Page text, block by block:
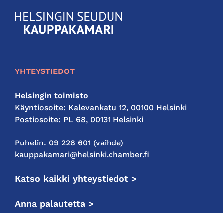
KauppakamariHelsingin
seudun
YHTEYSTIEDOT
Helsingin toimisto
Käyntiosoite: Kalevankatu 12, 00100 Helsinki
Postiosoite: PL 68, 00131 Helsinki
Puhelin: 09 228 601 (vaihde)
kauppakamari@helsinki.chamber.fi
Katso kaikki yhteystiedot >
Anna palautetta >